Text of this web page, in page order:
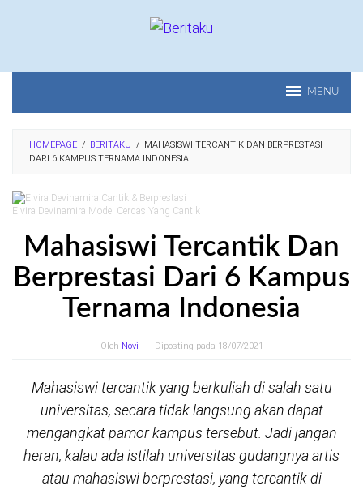
MENU
HOMEPAGE / BERITAKU / MAHASISWI TERCANTIK DAN BERPRESTASI
DARI 6 KAMPUS TERNAMA INDONESIA
Elvira Devinamira Model Cerdas Yang Cantik
Mahasiswi Tercantik Dan
Berprestasi Dari 6 Kampus
Ternama Indonesia
Oleh Novi Diposting pada 18/07/2021
Mahasiswi tercantik yang berkuliah di salah satu
universitas, secara tidak langsung akan dapat
mengangkat pamor kampus tersebut. Jadi jangan
heran, kalau ada istilah universitas gudangnya artis
atau mahasiswi berprestasi, yang tercantik di